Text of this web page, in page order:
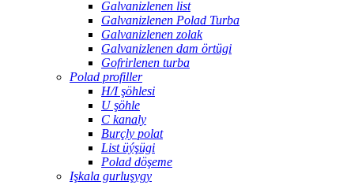
Galvanizlenen list
Galvanizlenen Polad Turba
Galvanizlenen zolak
Galvanizlenen dam örtügi
Gofrirlenen turba
Polad profiller
H/I şöhlesi
U şöhle
C kanaly
Burçly polat
List üýşügi
Polad döşeme
Işkala gurluşygy